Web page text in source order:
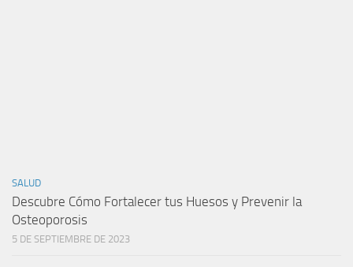
SALUD
Descubre Cómo Fortalecer tus Huesos y Prevenir la
Osteoporosis
5 DE SEPTIEMBRE DE 2023